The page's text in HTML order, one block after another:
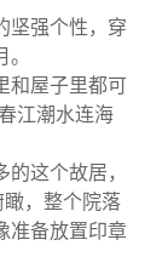
坚强个性，穿
和屋子里都可
江潮水连海
这个故居，
瞰，整个院落
准备放置印章